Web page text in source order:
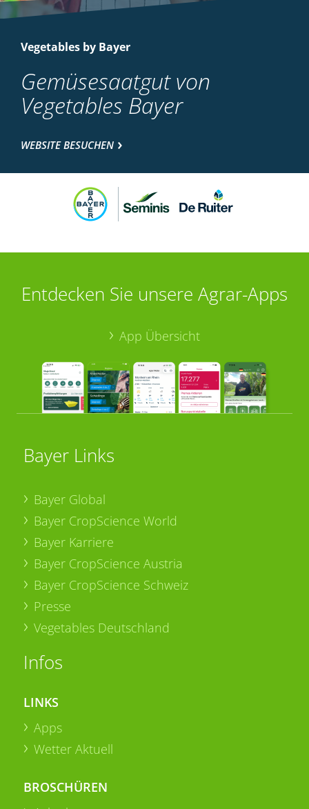
Vegetables by Bayer
Gemüsesaatgut von
Vegetables Bayer
WEBSITE BESUCHEN
Entdecken Sie unsere Agrar-Apps
App Übersicht
Bayer Links
Bayer Global
Bayer CropScience World
Bayer Karriere
Bayer CropScience Austria
Bayer CropScience Schweiz
Presse
Vegetables Deutschland
Infos
LINKS
Apps
Wetter Aktuell
BROSCHÜREN